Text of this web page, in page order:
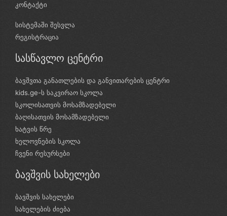
კონტაქტი
სისტემაში შესვლა
რეგისტრაცია
სასწავლო ცენტრი
ბავშვთა განათლების და განვითარების ცენტრი
kids.ge-ს საკვირაო სკოლა
სკოლისათვის მოსამზადებელი
ბაღისათვის მოსამზადებელი
ხატვის წრე
ხელოვნების სკოლა
ჩვენი რესურსები
ბავშვის სახელები
ბავშვის სახელები
სახელების ძიება